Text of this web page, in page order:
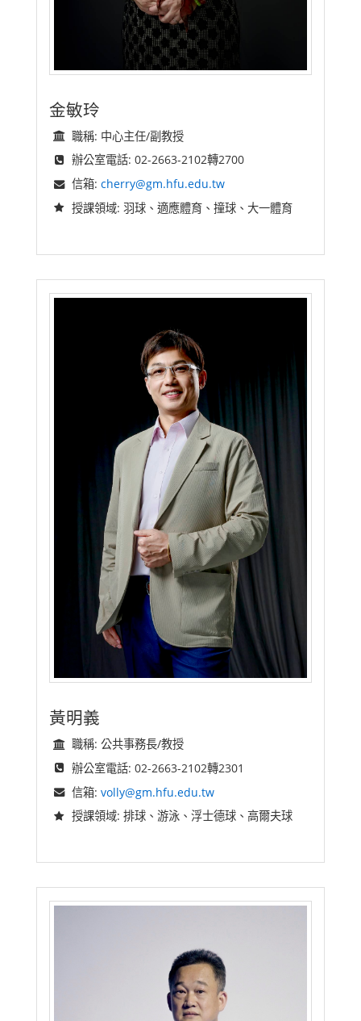
金敏玲
職稱: 中心主任/副教授
辦公室電話: 02-2663-2102轉2700
信箱: cherry@gm.hfu.edu.tw
授課領域: 羽球、適應體育、撞球、大一體育
黃明義
職稱: 公共事務長/教授
辦公室電話: 02-2663-2102轉2301
信箱: volly@gm.hfu.edu.tw
授課領域: 排球、游泳、浮士德球、高爾夫球